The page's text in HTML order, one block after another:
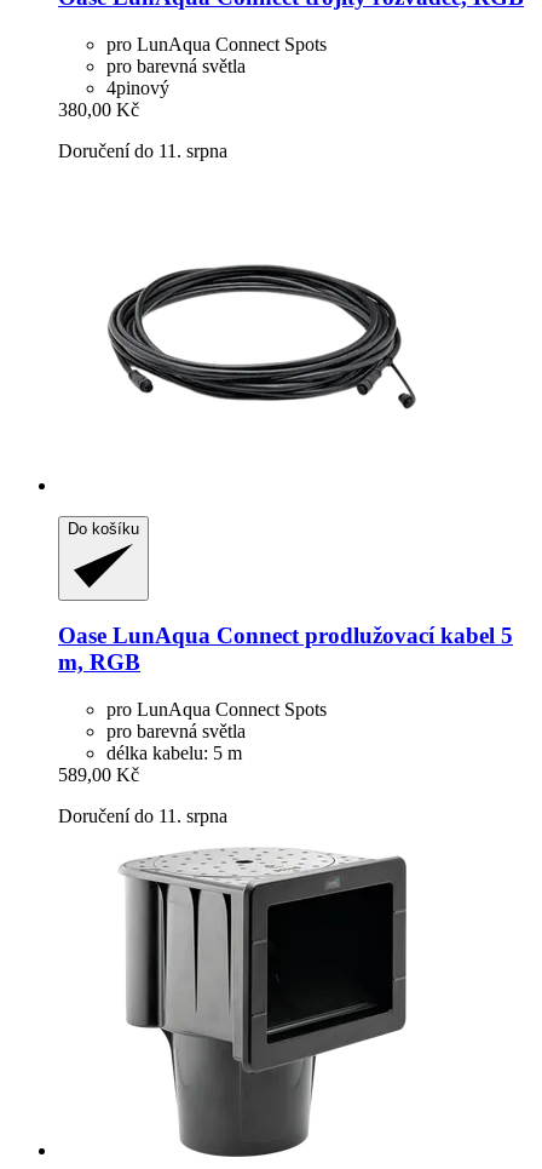
pro LunAqua Connect Spots
pro barevná světla
4pinový
380,00 Kč
Doručení do 11. srpna
Do košíku
Oase LunAqua Connect prodlužovací kabel 5
m, RGB
pro LunAqua Connect Spots
pro barevná světla
délka kabelu: 5 m
589,00 Kč
Doručení do 11. srpna